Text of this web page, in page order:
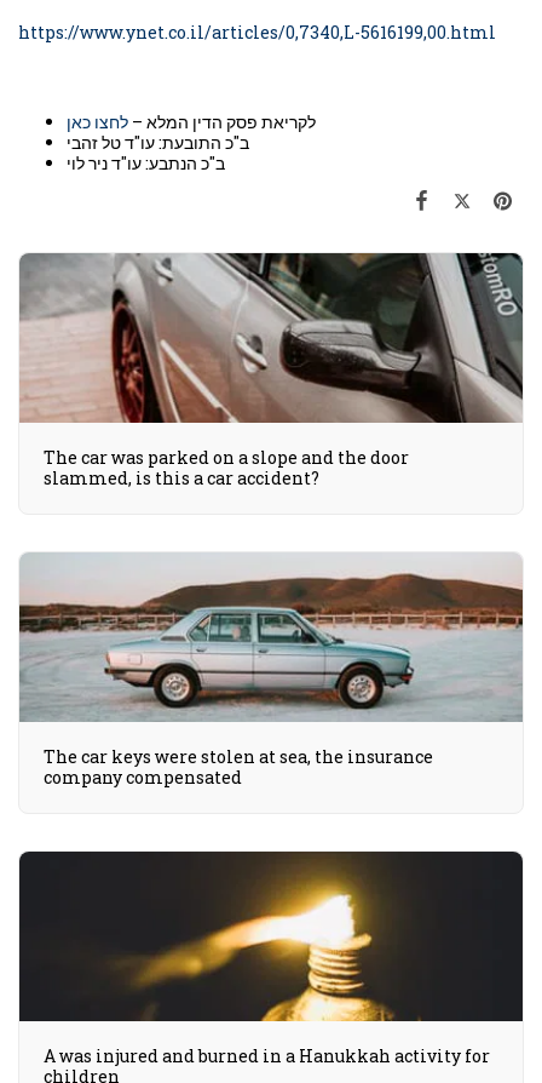
https://www.ynet.co.il/articles/0,7340,L-5616199,00.html
לקריאת פסק הדין המלא – לחצו כאן
ב"כ התובעת: עו"ד טל זהבי
ב"כ הנתבע: עו"ד ניר לוי
The car was parked on a slope and the door
slammed, is this a car accident?
The car keys were stolen at sea, the insurance
company compensated
A was injured and burned in a Hanukkah activity for
children